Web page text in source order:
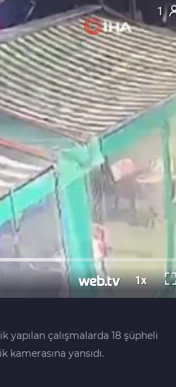
yapılan çalışmalarda 18 şüpheli
yansıdı.